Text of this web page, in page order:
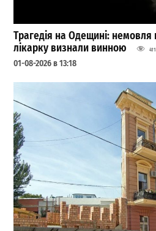
Трагедія на Одещині: немовля
лікарку визнали винною
01-08-2026 в 13:18